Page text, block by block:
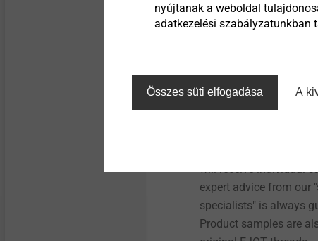
EJOT Rapid
For urgent product
will receive individual
expert advice from our
specialists" is always
Product samples are
nyújtanak a weboldal
adatkezelési
Összes süti elfogadása A